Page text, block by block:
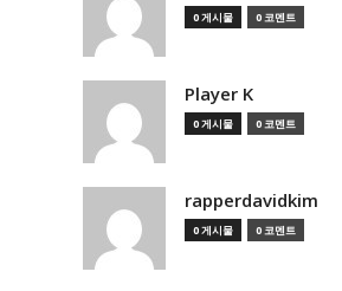
0 게시물 0 코멘트
Player K
0 게시물 0 코멘트
rapperdavidkim
0 게시물 0 코멘트